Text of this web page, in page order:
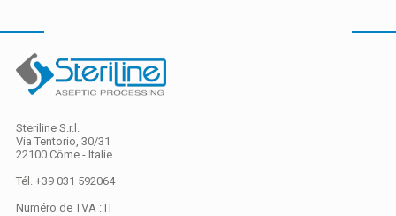
Steriline S.r.l.
Via Tentorio, 30/31
22100 Côme - Italie
Tél. +39 031 592064
Numéro de TVA : IT